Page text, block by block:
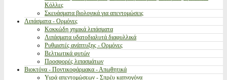
Κόλλες
Σκευάσματα βιολογικά για απεντομώσεις
Λιπάσματα - Ορμόνες
Κοκκώδη χημικά λιπάσματα
Λιπάσματα υδατοδιαλυτά διαφυλλικά
Ρυθμιστές ανάπτυξης - Ορμόνες
Βελτιωτικά φυτών
Προσφορές λιπασμάτων
Βιοκτόνα - Ποντικοφάρμακα - Απωθητικά
Υγρά απεντομώσεων - Σπρέυ καπνογόνα